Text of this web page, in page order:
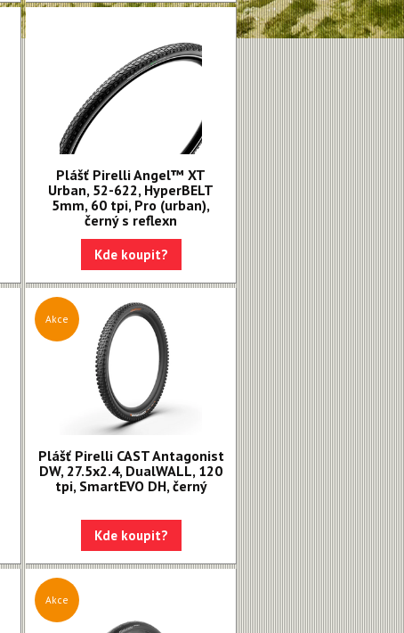
Plášť Pirelli Angel™ XT
Urban, 52-622, HyperBELT
5mm, 60 tpi, Pro (urban),
černý s reflexn
Kde koupit?
Akce
Plášť Pirelli CAST Antagonist
DW, 27.5x2.4, DualWALL, 120
tpi, SmartEVO DH, černý
Kde koupit?
Akce